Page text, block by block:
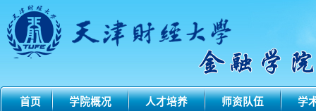
首页 学院概况 人才培养 师资队伍 学